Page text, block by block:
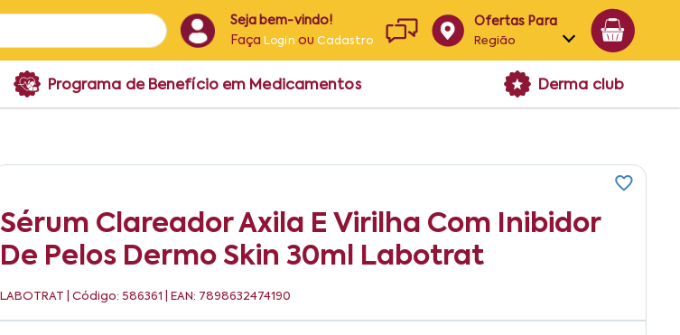
Seja bem-vindo!
Faça Login ouCadastro
Ofertas Para
Região
Alagoas
Programa de Benefício em Medicamentos Derma club
Sérum Clareador Axila E Virilha Com Inibidor
De Pelos Dermo Skin 30ml Labotrat
LABOTRAT | Código: 586361 | EAN: 7898632474190